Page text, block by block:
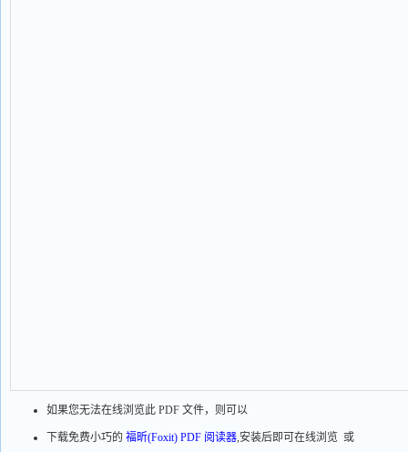
如果您无法在线浏览此 PDF 文件，则可以
下载免费小巧的 福昕(Foxit) PDF 阅读器,安装后即可在线浏览 或